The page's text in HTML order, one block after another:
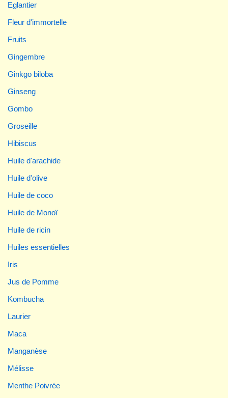
Eglantier
Fleur d'immortelle
Fruits
Gingembre
Ginkgo biloba
Ginseng
Gombo
Groseille
Hibiscus
Huile d'arachide
Huile d'olive
Huile de coco
Huile de Monoï
Huile de ricin
Huiles essentielles
Iris
Jus de Pomme
Kombucha
Laurier
Maca
Manganèse
Mélisse
Menthe Poivrée